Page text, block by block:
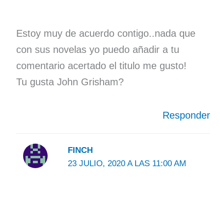
Estoy muy de acuerdo contigo..nada que
con sus novelas yo puedo añadir a tu
comentario acertado el titulo me gusto!
Tu gusta John Grisham?
Responder
FINCH
23 JULIO, 2020 A LAS 11:00 AM